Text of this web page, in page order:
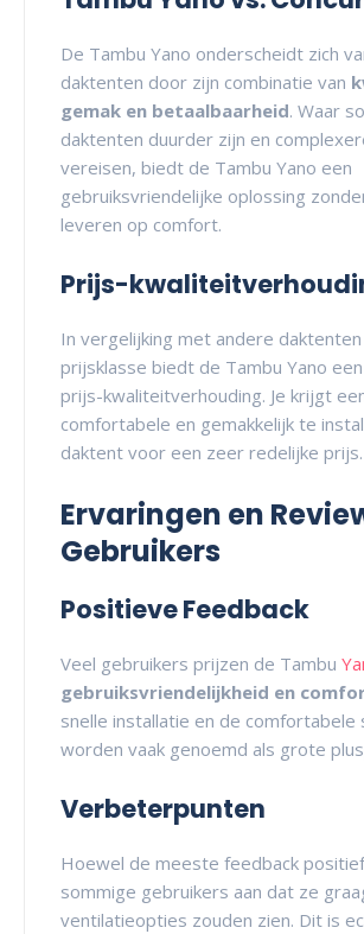
De Tambu Yano onderscheidt zich
daktenten door zijn combinatie van
gemak en betaalbaarheid. Waar
daktenten duurder zijn en
vereisen, biedt de Tambu Yano een
gebruiksvriendelijke oplossing
leveren op comfort.
Prijs-
In vergelijking met andere
prijsklasse biedt de Tambu Yano
prijs-kwaliteitverhouding. Je krijgt
comfortabele en gemakkelijk te
daktent voor een zeer redelijke prijs.
Ervaringen en
Gebruikers
Positieve Feedback
Veel gebruikers prijzen de Tambu
gebruiksvriendelijkheid en
snelle installatie en de comfortabele
worden vaak genoemd als grote
Verbeterpunten
Hoewel de meeste feedback
sommige gebruikers aan dat ze
ventilatieopties zouden zien. Dit is